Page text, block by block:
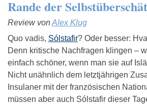
Rande der
Review vonAlex Klug
Quo vadis, Sólstafir? Oder besser:
Denn kritische Nachfragen klingen –
einfach schöner, wenn man sie auf
Nicht unähnlich dem letztjährigen
Insulaner mit der französischen
müssen aber auch Sólstafir dieser